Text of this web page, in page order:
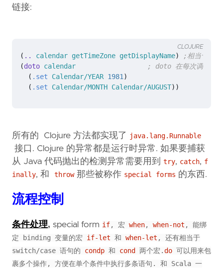
链接:
( .. calendar getTimeZone getDisplayName)
;相当于 (.
(doto calendar
; doto 在每次调用下
( .set Calendar/YEAR 1981)
( .set Calendar/MONTH Calendar/AUGUST))
CLOJURE
所有的 Clojure 方法都实现了 java.lang.Runnable
接口. Clojure 的异常都是运行时异常. 如果要捕获
从 Java 代码抛出的检测异常需要用到 try, catch, f
inally, 和 throw那些被称作 special forms 的东西.
流程控制
条件处理, special form if, 宏 when, when-not , 能绑
定 binding 变量的宏 if-let 和 when-let , 还有相当于
switch/case 语句的 condp 和 cond 两个宏.do 可以用来包
裹多个操作, 方便在单个条件中执行多条语句. 和 Scala 一